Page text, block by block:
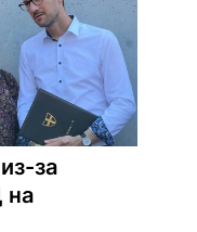
за
на